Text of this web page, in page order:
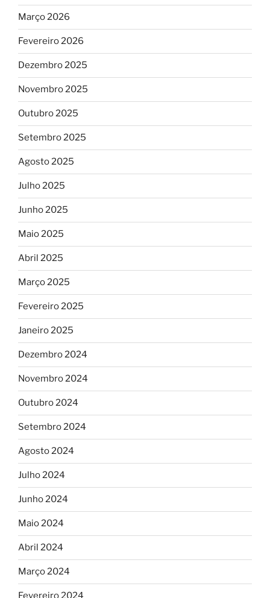
Março 2026
Fevereiro 2026
Dezembro 2025
Novembro 2025
Outubro 2025
Setembro 2025
Agosto 2025
Julho 2025
Junho 2025
Maio 2025
Abril 2025
Março 2025
Fevereiro 2025
Janeiro 2025
Dezembro 2024
Novembro 2024
Outubro 2024
Setembro 2024
Agosto 2024
Julho 2024
Junho 2024
Maio 2024
Abril 2024
Março 2024
Fevereiro 2024